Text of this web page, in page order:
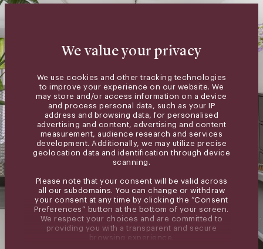
We value your privacy
We use cookies and other tracking technologies
to improve your experience on our website. We
may store and/or access information on a device
and process personal data, such as your IP
address and browsing data, for personalised
advertising and content, advertising and content
measurement, audience research and services
development. Additionally, we may utilize precise
geolocation data and identification through device
scanning.
Please note that your consent will be valid across
all our subdomains. You can change or withdraw
your consent at any time by clicking the “Consent
Preferences” button at the bottom of your screen.
We respect your choices and are committed to
providing you with a transparent and secure
browsing experience.